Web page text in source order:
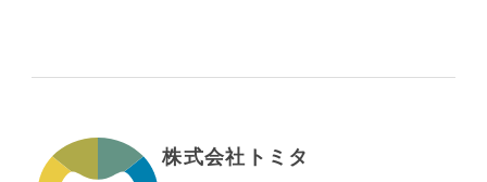
株式会社トミタ